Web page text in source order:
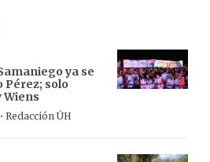
ya se
Pérez; solo
Wiens
· Redacción ÚH